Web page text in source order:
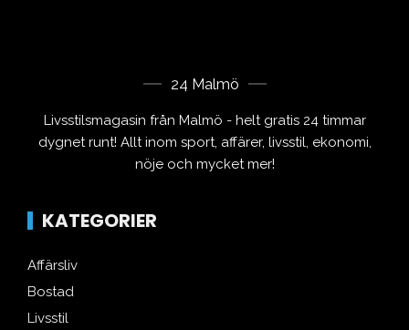
24 Malmö
Livsstilsmagasin från Malmö - helt gratis 24 timmar
dygnet runt! Allt inom sport, affärer, livsstil, ekonomi,
nöje och mycket mer!
KATEGORIER
Affärsliv
Bostad
Livsstil